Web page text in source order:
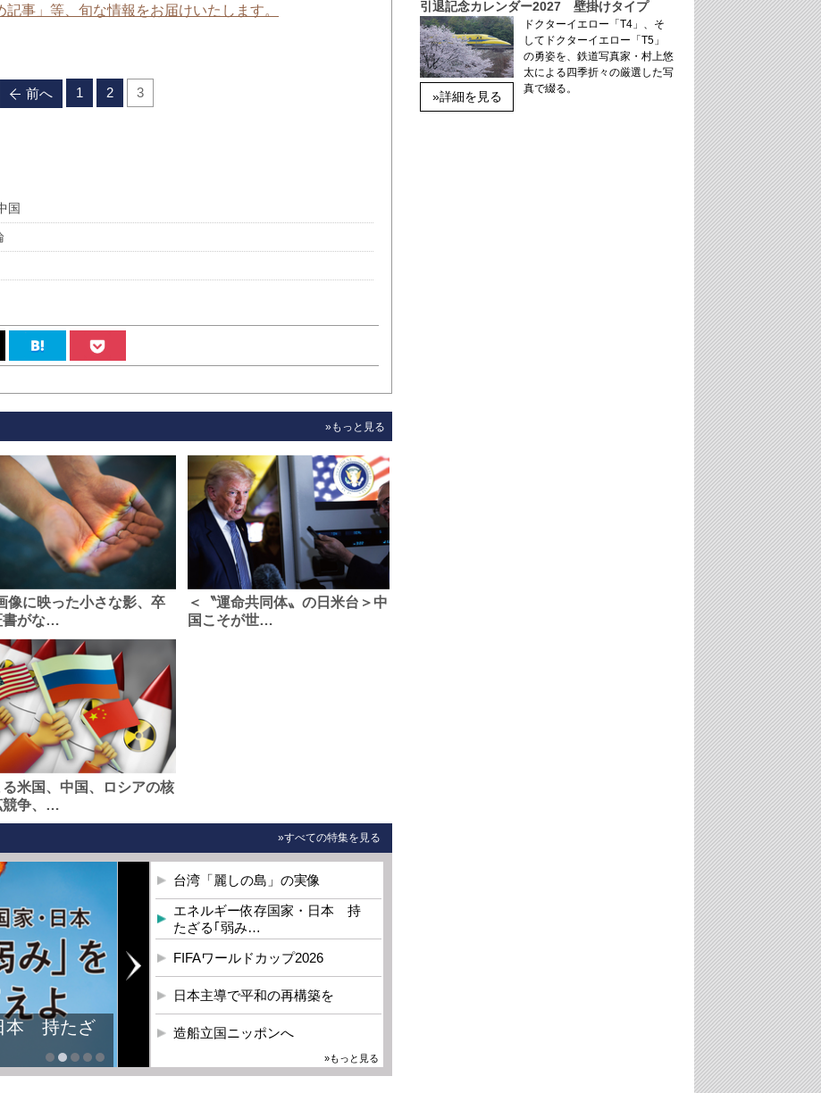
記事」等、旬な情報をお届けいたします。
前へ 1 2 3
国
»もっと見る
像に映った小さな影、卒
書がな…
＜〝運命共同体〟の日米台＞中
国こそが世…
米国、中国、ロシアの核
競争、…
»すべての特集を見る
本 持たざ
台湾「麗しの島」の実像
エネルギー依存国家・日本 持
たざる｢弱み…
FIFAワールドカップ2026
日本主導で平和の再構築を
造船立国ニッポンへ
»もっと見る
引退記念カレンダー2027 壁掛けタイプ
»詳細を見る
ドクターイエロー「T4」、そ
してドクターイエロー「T5」
の勇姿を、鉄道写真家・村上悠
太による四季折々の厳選した写
真で綴る。